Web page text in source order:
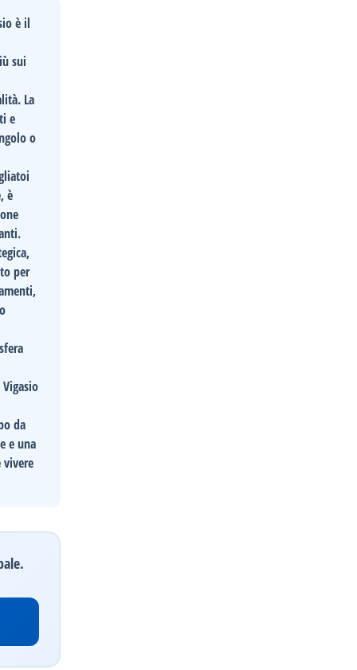
è il
sui
La
e
o
è
per
da
e una
vivere